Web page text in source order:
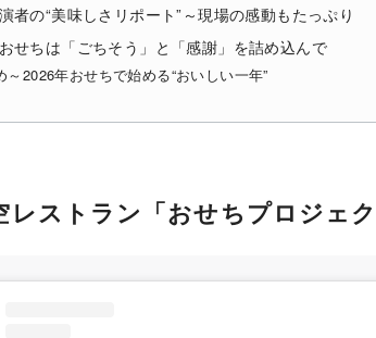
者の“美味しさリポート”～現場の感動もたっぷり
せちは「ごちそう」と「感謝」を詰め込んで
～2026年おせちで始める“おいしい一年”
ストラン「おせちプロジェ